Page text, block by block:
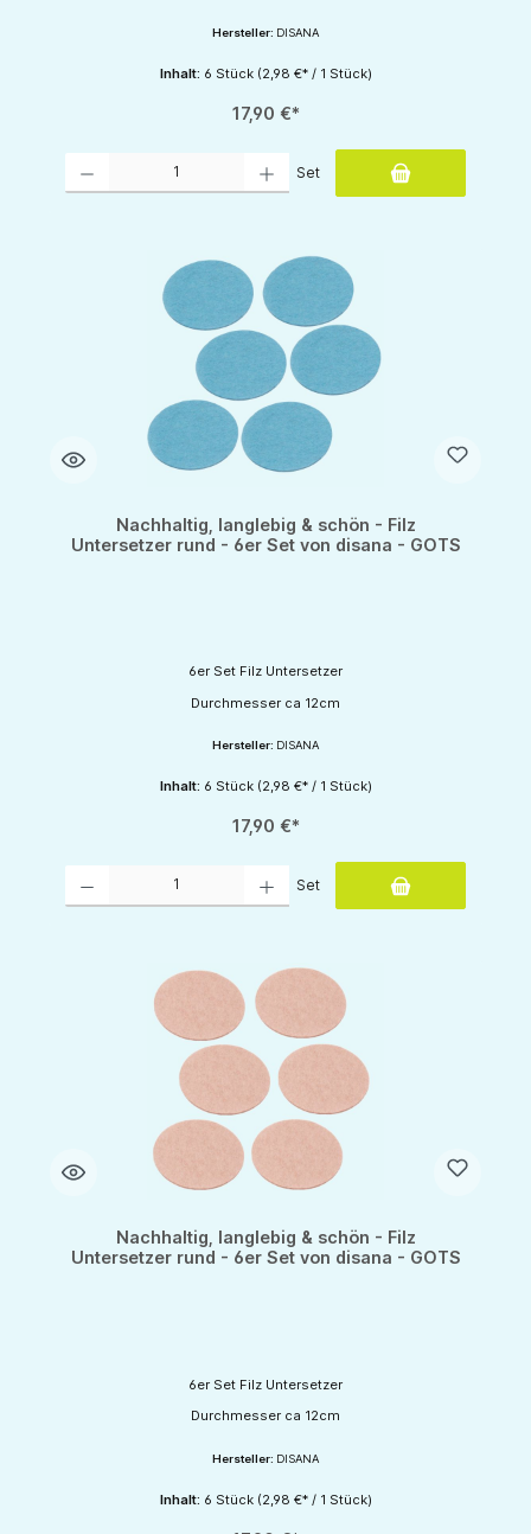
Hersteller: DISANA
Inhalt: 6 Stück (2,98 €* / 1 Stück)
17,90 €*
Set
Nachhaltig, langlebig & schön - Filz
Untersetzer rund - 6er Set von disana - GOTS
6er Set Filz Untersetzer
Durchmesser ca 12cm
Hersteller: DISANA
Inhalt: 6 Stück (2,98 €* / 1 Stück)
17,90 €*
Set
Nachhaltig, langlebig & schön - Filz
Untersetzer rund - 6er Set von disana - GOTS
6er Set Filz Untersetzer
Durchmesser ca 12cm
Hersteller: DISANA
Inhalt: 6 Stück (2,98 €* / 1 Stück)